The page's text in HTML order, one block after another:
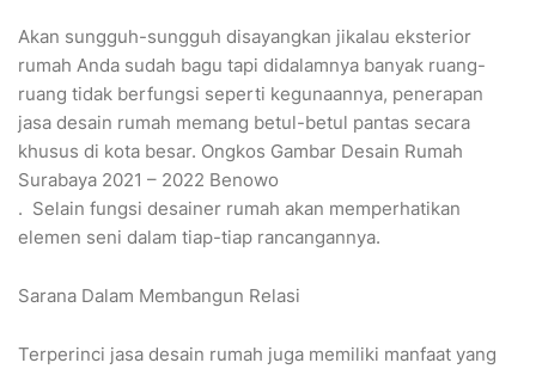
Akan sungguh-sungguh disayangkan jikalau eksterior
rumah Anda sudah bagu tapi didalamnya banyak ruang-
ruang tidak berfungsi seperti kegunaannya, penerapan
jasa desain rumah memang betul-betul pantas secara
khusus di kota besar. Ongkos Gambar Desain Rumah
Surabaya 2021 – 2022 Benowo
. Selain fungsi desainer rumah akan memperhatikan
elemen seni dalam tiap-tiap rancangannya.
Sarana Dalam Membangun Relasi
Terperinci jasa desain rumah juga memiliki manfaat yang